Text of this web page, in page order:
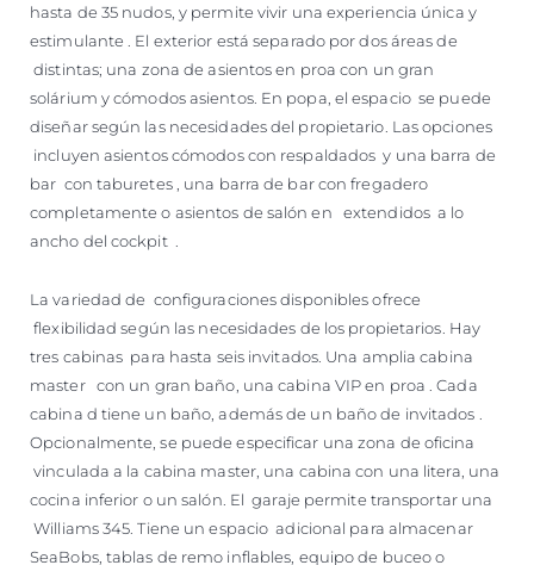
hasta de 35 nudos, y permite vivir una experiencia única y
estimulante . El exterior está separado por dos áreas de
distintas; una zona de asientos en proa con un gran
solárium y cómodos asientos. En popa, el espacio se puede
diseñar según las necesidades del propietario. Las opciones
incluyen asientos cómodos con respaldados y una barra de
bar con taburetes , una barra de bar con fregadero
completamente o asientos de salón en extendidos a lo
ancho del cockpit .
La variedad de configuraciones disponibles ofrece
flexibilidad según las necesidades de los propietarios. Hay
tres cabinas para hasta seis invitados. Una amplia cabina
master con un gran baño, una cabina VIP en proa . Cada
cabina d tiene un baño, además de un baño de invitados .
Opcionalmente, se puede especificar una zona de oficina
vinculada a la cabina master, una cabina con una litera, una
cocina inferior o un salón. El garaje permite transportar una
Williams 345. Tiene un espacio adicional para almacenar
SeaBobs, tablas de remo inflables, equipo de buceo o